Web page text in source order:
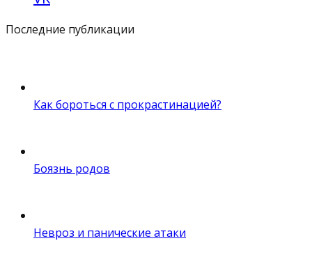
Последние публикации
Как бороться с прокрастинацией?
Боязнь родов
Невроз и панические атаки